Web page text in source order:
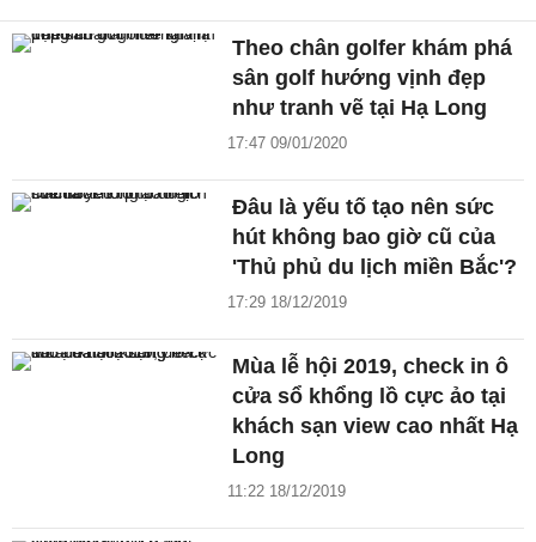
Theo chân golfer khám phá
sân golf hướng vịnh đẹp
như tranh vẽ tại Hạ Long
17:47 09/01/2020
Đâu là yếu tố tạo nên sức
hút không bao giờ cũ của
'Thủ phủ du lịch miền Bắc'?
17:29 18/12/2019
Mùa lễ hội 2019, check in ô
cửa sổ khổng lồ cực ảo tại
khách sạn view cao nhất Hạ
Long
11:22 18/12/2019